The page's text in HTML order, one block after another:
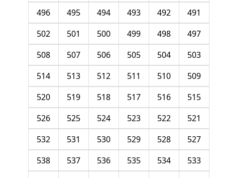
491
492
493
494
495
496
497
498
499
500
501
502
503
504
505
506
507
508
509
510
511
512
513
514
515
516
517
518
519
520
521
522
523
524
525
526
527
528
529
530
531
532
533
534
535
536
537
538